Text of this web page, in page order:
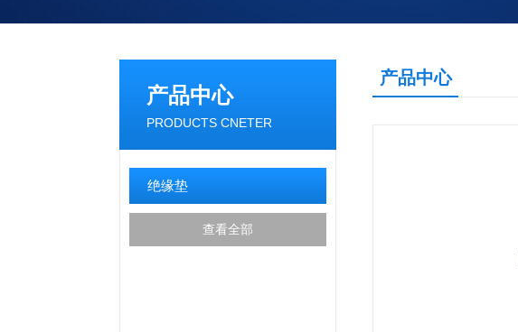
产品中心
PRODUCTS CNETER
绝缘垫
查看全部
产品中心